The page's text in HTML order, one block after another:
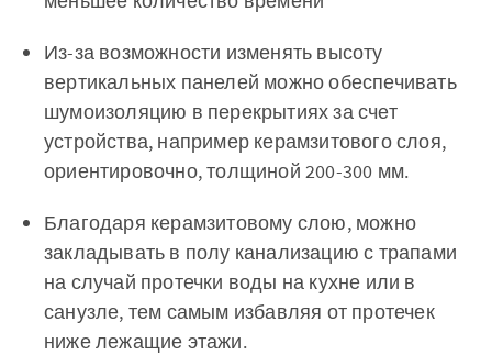
Из-за возможности изменять высоту
вертикальных панелей можно обеспечивать
шумоизоляцию в перекрытиях за счет
устройства, например керамзитового слоя,
ориентировочно, толщиной 200-300 мм.
Благодаря керамзитовому слою, можно
закладывать в полу канализацию с трапами
на случай протечки воды на кухне или в
санузле, тем самым избавляя от протечек
ниже лежащие этажи.